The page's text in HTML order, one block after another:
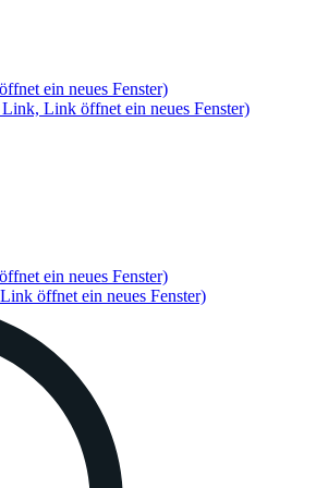
ein neues Fenster)
Link öffnet ein neues Fenster)
ein neues Fenster)
öffnet ein neues Fenster)